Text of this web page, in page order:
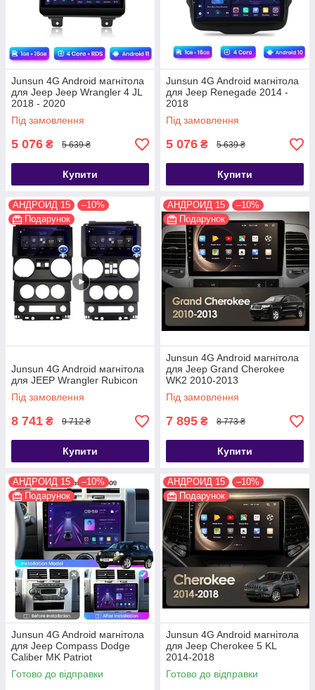
Junsun 4G Android магнітола
для Jeep Jeep Wrangler 4 JL
2018 - 2020
Під замовлення
5 076 ₴ 5 639 ₴
Купити
Junsun 4G Android магнітола
для Jeep Renegade 2014 -
2018
Під замовлення
5 076 ₴ 5 639 ₴
Купити
АНДРОИД 15
–10%
Подарунок
Junsun 4G Android магнітола
для JEEP Wrangler Rubicon
Під замовлення
8 741 ₴ 9 712 ₴
Купити
АНДРОИД 15
–10%
Подарунок
Junsun 4G Android магнітола
для Jeep Grand Cherokee
WK2 2010-2013
Під замовлення
7 895 ₴ 8 773 ₴
Купити
АНДРОИД 15
–10%
Подарунок
Junsun 4G Android магнітола
для Jeep Compass Dodge
Caliber MK Patriot
Готово до відправки
АНДРОИД 15
–10%
Подарунок
Junsun 4G Android магнітола
для Jeep Cherokee 5 KL
2014-2018
Готово до відправки